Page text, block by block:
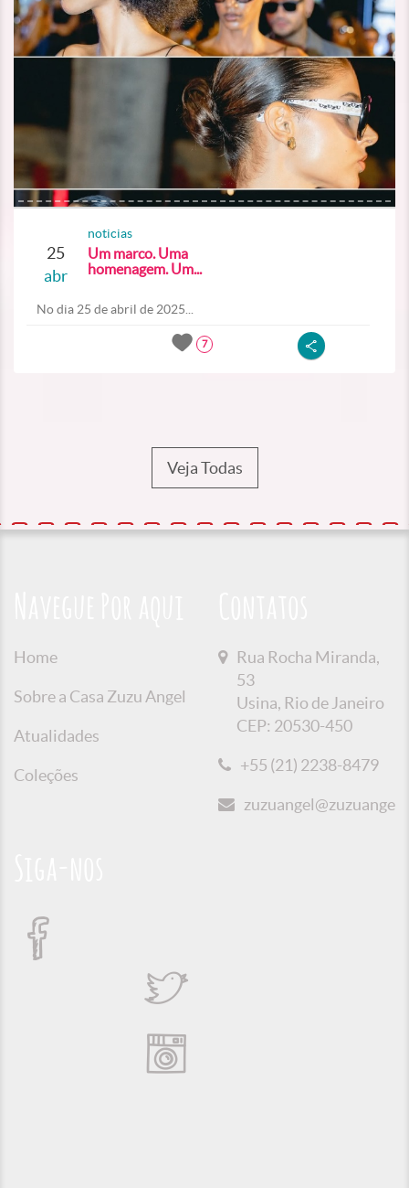
25
abr
noticias
Um marco. Uma
homenagem. Um...
No dia 25 de abril de 2025...
7
Veja Todas
Home
Sobre a Casa Zuzu Angel
Atualidades
Coleções
Rua Rocha Miranda,
53
Usina, Rio de Janeiro
CEP: 20530-450
+55 (21) 2238-8479